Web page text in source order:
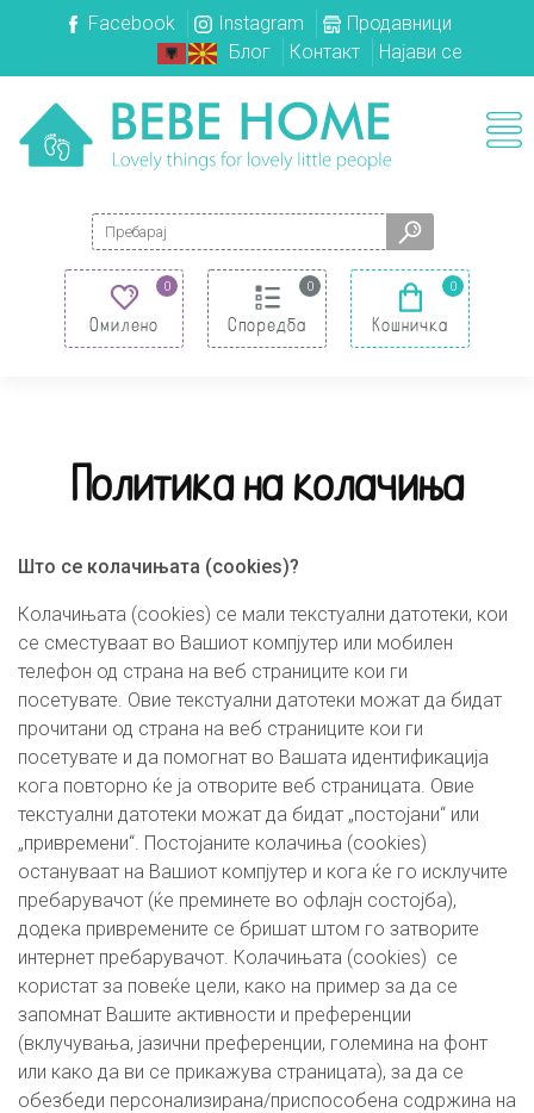
Facebook Instagram
Продавници
Блог
Контакт Најави се
Search for:
0
Омилено
0
Споредба
0
Кошничка
Политика на колачиња
Што се колачињата (cookies)?
Колачињата (cookies) се мали текстуални датотеки, кои
се сместуваат во Вашиот компјутер или мобилен
телефон од страна на веб страниците кои ги
посетувате. Овие текстуални датотеки можат да бидат
прочитани од страна на веб страниците кои ги
посетувате и да помогнат во Вашата идентификација
кога повторно ќе ја отворите веб страницата. Овие
текстуални датотеки можат да бидат „постојани“ или
„привремени“. Постојаните колачиња (cookies)
остануваат на Вашиот компјутер и кога ќе го исклучите
пребарувачот (ќе преминете во офлајн состојба),
додека привремените се бришат штом го затворите
интернет пребарувачот. Колачињата (cookies) се
користат за повеќе цели, како на пример за да се
запомнат Вашите активности и преференции
(вклучувања, јазични преференции, големина на фонт
или како да ви се прикажува страницата), за да се
обезбеди персонализирана/приспособена содржина на